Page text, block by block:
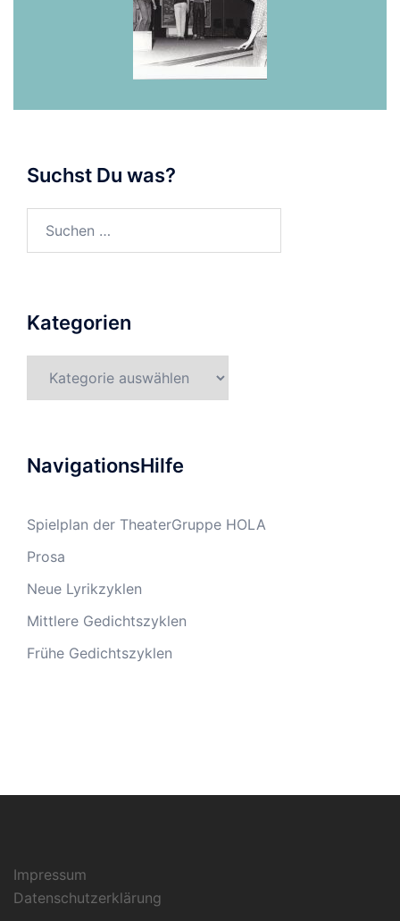
Suchst Du was?
Kategorien
NavigationsHilfe
Spielplan der TheaterGruppe HOLA
Prosa
Neue Lyrikzyklen
Mittlere Gedichtszyklen
Frühe Gedichtszyklen
Impressum
Datenschutzerklärung